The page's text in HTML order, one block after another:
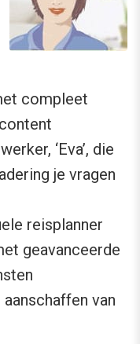
compleet
‘Eva’, die
je vragen
reisplanner
geavanceerde
van